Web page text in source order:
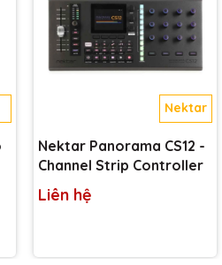
Nektar
Nektar Panorama CS12 -
Channel Strip Controller
Liên hệ